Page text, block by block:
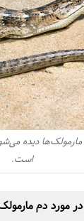
مارمولک‌ها دیده
است.
در مورد دم